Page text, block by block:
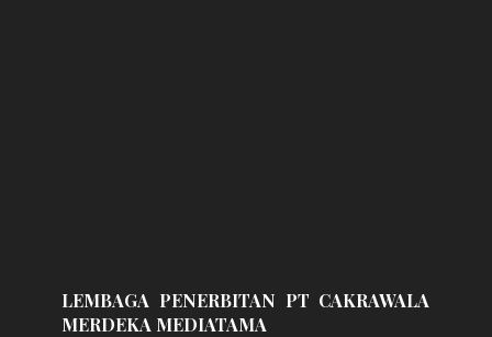
LEMBAGA PENERBITAN PT CAKRAWALA
MERDEKA MEDIATAMA